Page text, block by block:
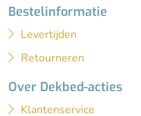
Bestelinformatie
Levertijden
Retourneren
Over Dekbed-acties
Klantenservice